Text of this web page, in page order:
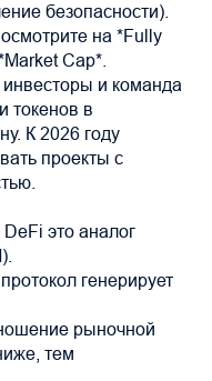
безопасности).
на *Fully
Cap*.
и команда
токенов в
К 2026 году
проекты с
это аналог
генерирует
рыночной
тем